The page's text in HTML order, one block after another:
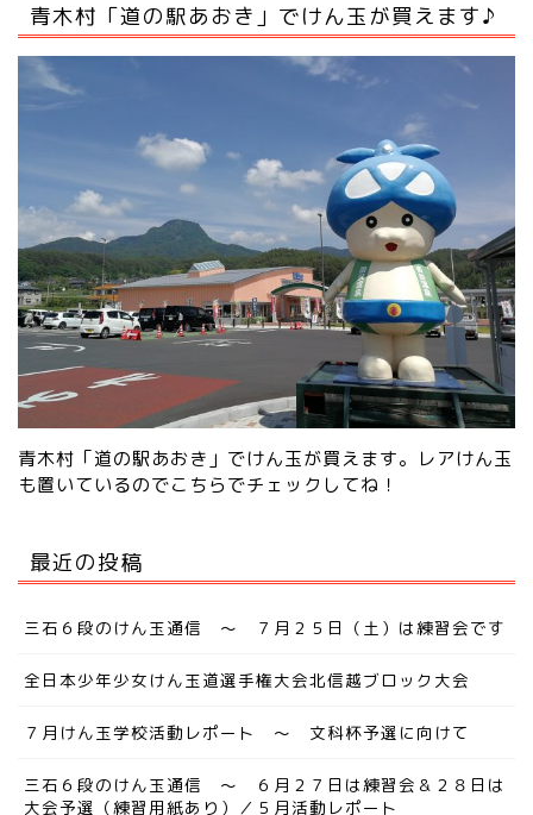
青木村「道の駅あおき」でけん玉が買えます♪
青木村「道の駅あおき」でけん玉が買えます。レアけん玉
も置いているのでこちらでチェック してね！
最近の投稿
三石６段のけん玉通信 ～ ７月２５日（土）は練習会です
全日本少年少女けん玉道選手権大会北信越ブロック大会
７月けん玉学校活動レポート ～ 文科杯予選に向けて
三石６段のけん玉通信 ～ ６月２７日は練習会＆２８日は
大会予選（練習用紙あり）／５月活動レポート